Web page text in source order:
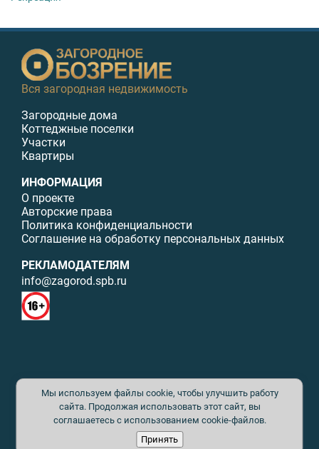
Вся загородная недвижимость
Загородные дома
Коттеджные поселки
Участки
Квартиры
ИНФОРМАЦИЯ
О проекте
Авторские права
Политика конфиденциальности
Соглашение на обработку персональных данных
РЕКЛАМОДАТЕЛЯМ
info@zagorod.spb.ru
© ИП Малыщева Б.Л. Все права защищены. Перепечатка материалов
данного сайта возможна только с письменного разрешения. При
цитировании ссылка на www.zagorod.spb.ru обязательна. Редакция не
несет ответственности за содержание рекламных материалов. Все
рекламируемые товары и услуги имеют необходимые сертификаты и
лицензии. Перепечатка любых материалов без письменного согласия
Мы используем файлы cookie, чтобы улучшить работу
сайта. Продолжая использовать этот сайт, вы
соглашаетесь с использованием cookie-файлов.
Принять